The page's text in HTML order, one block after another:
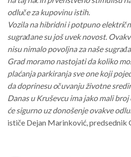
odluče za kupovinu istih.
Vozila na hibridni i potpuno
sugrađane su još uvek novost.
nisu nimalo povoljna za naše
Grad moramo nastojati da koliko
plaćanja parkiranja sve one koji
da doprinesu očuvanju životne
Danas u Kruševcu ima jako mali
će sigurno uz donošenje ovakve
ističe Dejan Marinković, predsednik